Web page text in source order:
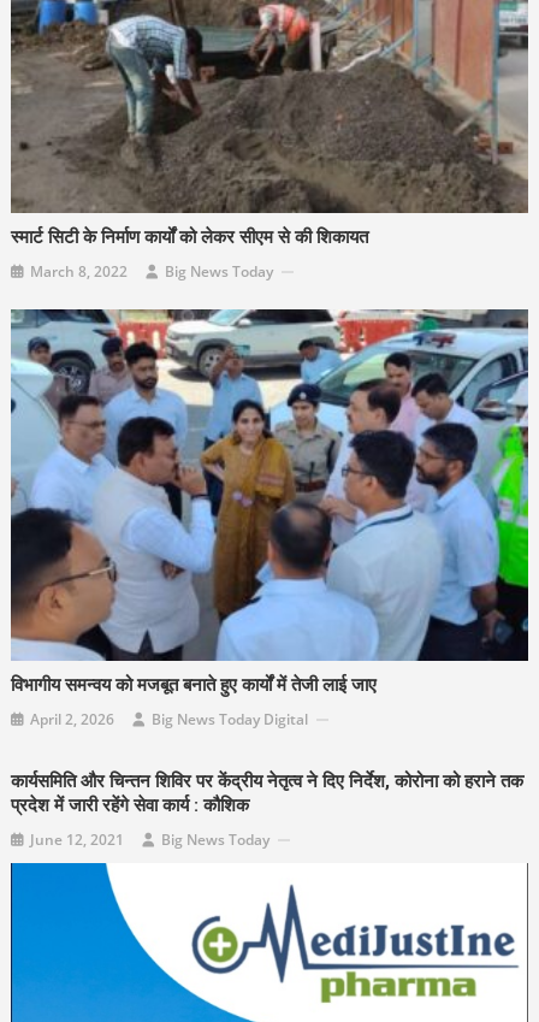
स्मार्ट सिटी के निर्माण कार्यों को लेकर सीएम से की शिकायत
March 8, 2022 Big News Today
विभागीय समन्वय को मजबूत बनाते हुए कार्यों में तेजी लाई जाए
April 2, 2026 Big News Today Digital
कार्यसमिति और चिन्तन शिविर पर केंद्रीय नेतृत्व ने दिए निर्देश, कोरोना को हराने तक
प्रदेश में जारी रहेंगे सेवा कार्य : कौशिक
June 12, 2021 Big News Today